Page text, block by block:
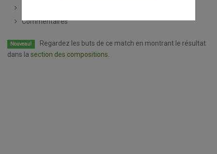
Commentaires
Nouveau!
Regardez les buts de ce match en montrant le résultat
dans la section des compositions.